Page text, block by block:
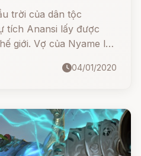
trời của dân tộc
tích Anansi lấy được
giới. Vợ của Nyame là
cũng là mẹ của thần
04/01/2020